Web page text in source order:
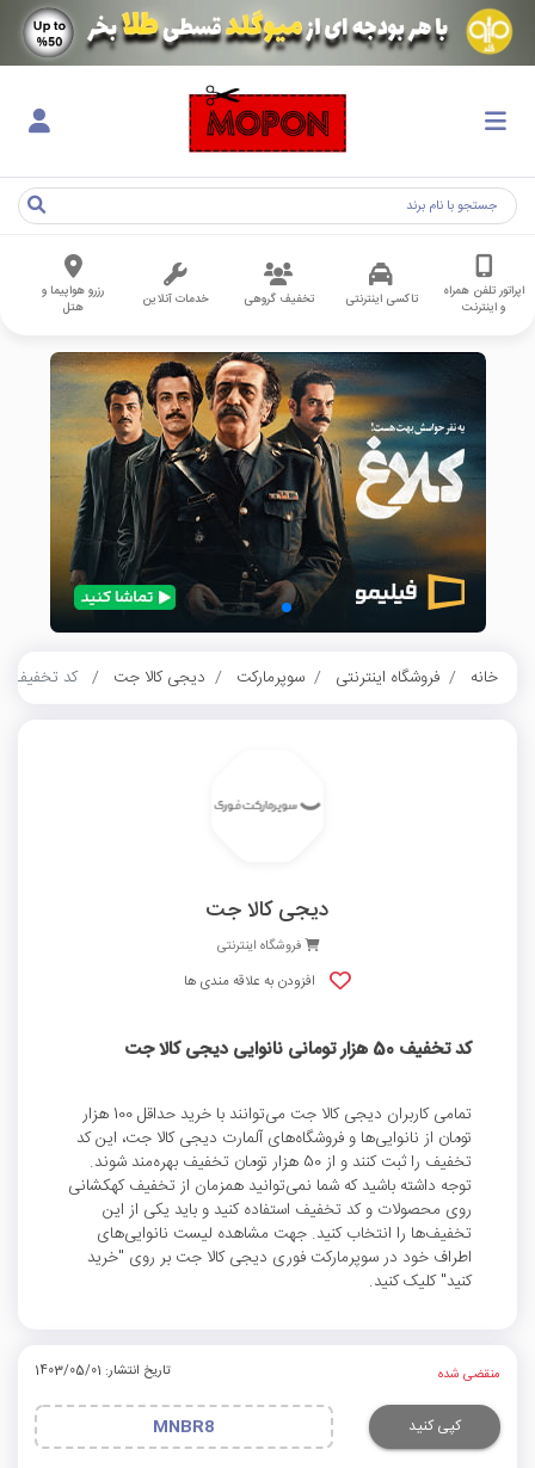
اپراتور تلفن همراه
و اینترنت
تاکسی اینترنتی تخفیف گروهی خدمات آنلاین
رزرو هواپیما و
هتل
خانه فروشگاه اینترنتی سوپرمارکت دیجی کالا جت کد تخفیف 50 هزار تومانی نانوایی دیجی کالا جت
دیجی کالا جت
فروشگاه اینترنتی
افزودن به علاقه مندی ها
کد تخفیف 50 هزار تومانی نانوایی دیجی کالا جت
تمامی کاربران دیجی کالا جت می‌توانند با خرید حداقل 100 هزار
تومان از نانوایی‌ها و فروشگاه‌های آلمارت دیجی کالا جت، این کد
تخفیف را ثبت کنند و از 50 هزار تومان تخفیف بهره‌مند شوند.
توجه داشته باشید که شما نمی‌توانید همزمان از تخفیف کهکشانی
روی محصولات و کد تخفیف استفاده کنید و باید یکی از این
تخفیف‌ها را انتخاب کنید. جهت مشاهده لیست نانوایی‌های
اطراف خود در سوپرمارکت فوری دیجی کالا جت بر روی "خرید
کنید" کلیک کنید.
منقضی شده تاریخ انتشار: 1403/05/01
کپی کنید MNBR8